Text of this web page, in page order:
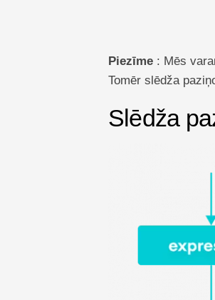
Piezīme: Mēs
Tomēr slēdža
Slēdža